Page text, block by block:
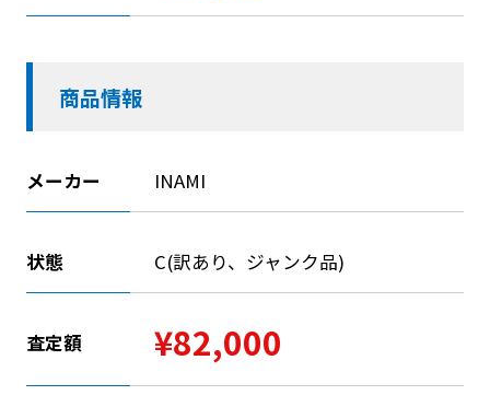
商品情報
メーカー INAMI
状態 C(訳あり、ジャンク品)
査定額 ¥82,000